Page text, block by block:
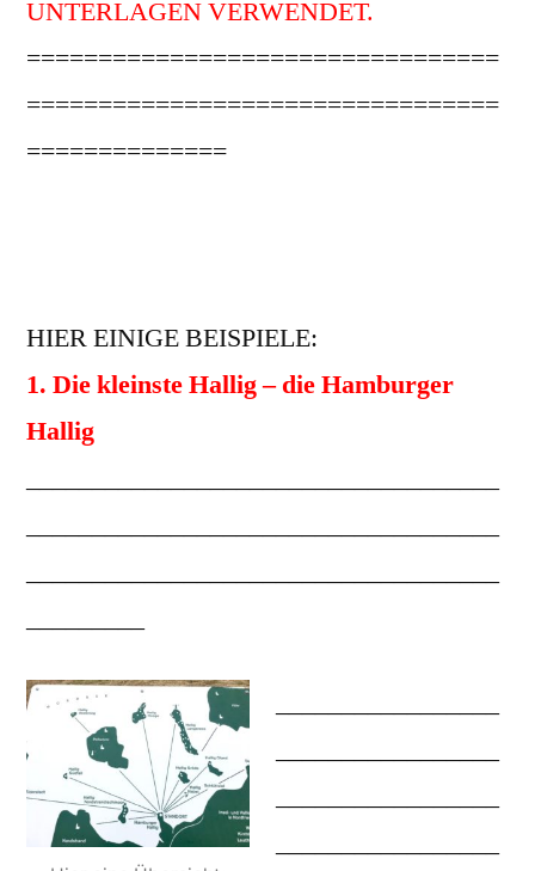
UNTERLAGEN VERWENDET.
=================================
=================================
==============
HIER EINIGE BEISPIELE:
1. Die kleinste Hallig – die Hamburger
Hallig